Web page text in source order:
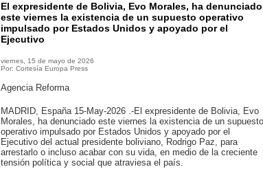
El expresidente de Bolivia, Evo Morales, ha denunciado
este viernes la existencia de un supuesto operativo
impulsado por Estados Unidos y apoyado por el
Ejecutivo
viernes, 15 de mayo de 2026
Por: Cortesía Europa Press
Agencia Reforma
MADRID, España 15-May-2026 .-El expresidente de Bolivia, Evo
Morales, ha denunciado este viernes la existencia de un supuesto
operativo impulsado por Estados Unidos y apoyado por el
Ejecutivo del actual presidente boliviano, Rodrigo Paz, para
arrestarlo o incluso acabar con su vida, en medio de la creciente
tensión política y social que atraviesa el país.